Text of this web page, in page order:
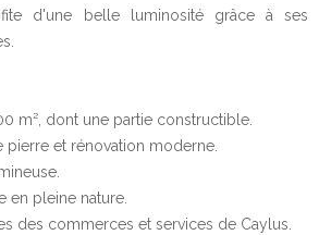
d'une belle luminosité grâce à ses
m², dont une partie constructible.
pierre et rénovation moderne.
en pleine nature.
des commerces et services de Caylus.